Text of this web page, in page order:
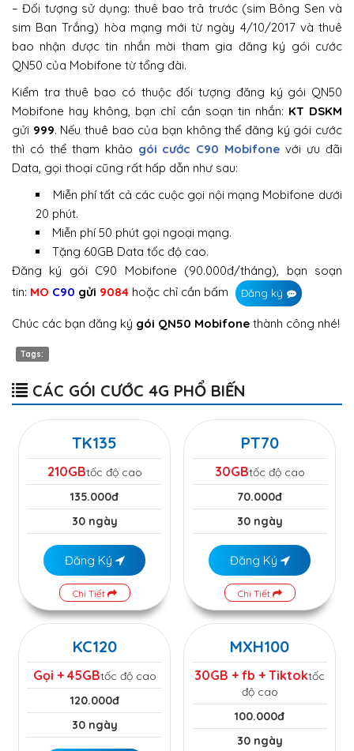
– Đối tượng sử dụng: thuê bao trả trước (sim Bông Sen và
sim Ban Trắng) hòa mạng mới từ ngày 4/10/2017 và thuê
bao nhận được tin nhắn mời tham gia đăng ký gói cước
QN50 của Mobifone từ tổng đài.
Kiểm tra thuê bao có thuộc đối tượng đăng ký gói QN50
Mobifone hay không, bạn chỉ cần soạn tin nhắn: KT DSKM
gửi 999. Nếu thuê bao của bạn không thể đăng ký gói cước
thì có thể tham khảo gói cước C90 Mobifone với ưu đãi
Data, gọi thoại cũng rất hấp dẫn như sau:
Miễn phí tất cả các cuộc gọi nội mạng Mobifone dưới
20 phút.
Miễn phí 50 phút gọi ngoại mạng.
Tặng 60GB Data tốc độ cao.
Đăng ký gói C90 Mobifone (90.000đ/tháng), bạn soạn
tin: MO C90 gửi 9084 hoặc chỉ cần bấm Đăng ký
Chúc các bạn đăng ký gói QN50 Mobifone thành công nhé!
Tags:
CÁC GÓI CƯỚC 4G PHỔ BIẾN
TK135
210GBtốc độ cao
135.000đ
30 ngày
Đăng Ký
Chi Tiết
PT70
30GBtốc độ cao
70.000đ
30 ngày
Đăng Ký
Chi Tiết
KC120
Gọi + 45GBtốc độ cao
120.000đ
30 ngày
MXH100
30GB + fb + Tiktoktốc
độ cao
100.000đ
30 ngày